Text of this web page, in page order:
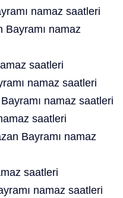
namaz saatleri
Bayramı namaz
saatleri
namaz saatleri
namaz saatleri
saatleri
Bayramı namaz
saatleri
namaz saatleri